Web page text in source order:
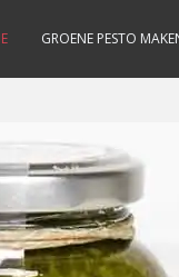
GROENE PESTO